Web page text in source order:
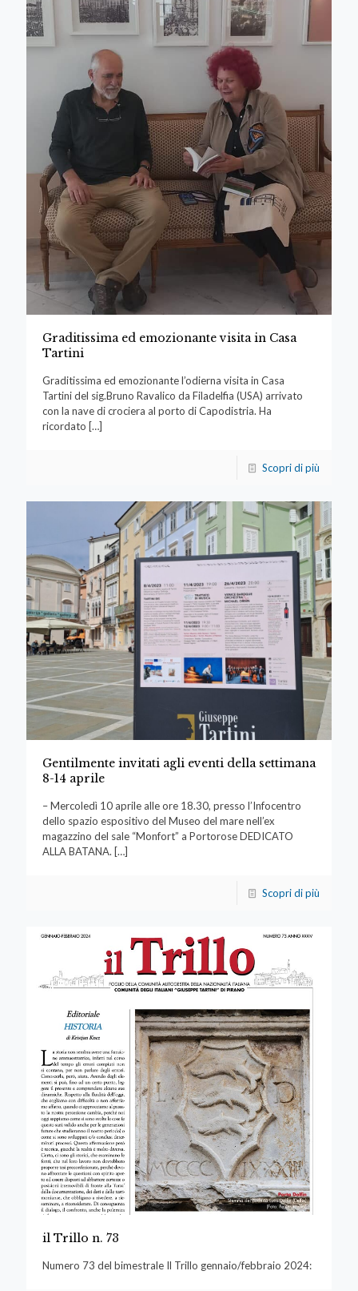
Graditissima ed emozionante visita in Casa
Tartini
Graditissima ed emozionante l’odierna visita in Casa
Tartini del sig.Bruno Ravalico da Filadelfia (USA) arrivato
con la nave di crociera al porto di Capodistria. Ha
ricordato […]
Scopri di più
Gentilmente invitati agli eventi della settimana
8-14 aprile
– Mercoledì 10 aprile alle ore 18.30, presso l’Infocentro
dello spazio espositivo del Museo del mare nell’ex
magazzino del sale “Monfort” a Portorose DEDICATO
ALLA BATANA. […]
Scopri di più
il Trillo n. 73
Numero 73 del bimestrale Il Trillo gennaio/febbraio 2024: